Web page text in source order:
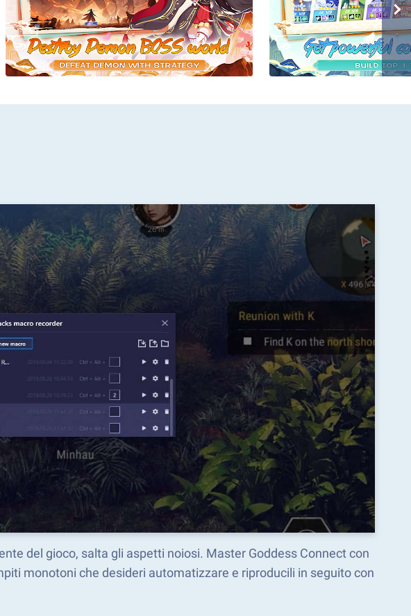
del gioco, salta gli aspetti noiosi. Master Goddess Connect con
monotoni che desideri automatizzare e riproducili in seguito con